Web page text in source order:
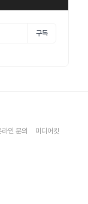
구독
라인 문의 미디어킷